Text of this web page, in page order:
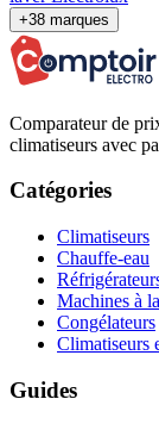
+38 marques
Comparateur de
climatiseurs avec
Catégories
Climatiseurs
Chauffe-eau
Machines à
Congélateurs
Climatiseurs
Guides